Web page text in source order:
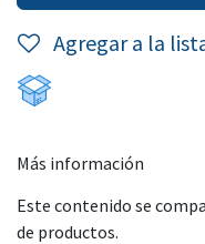
Agregar a la
Más información
Este contenido se
de productos.